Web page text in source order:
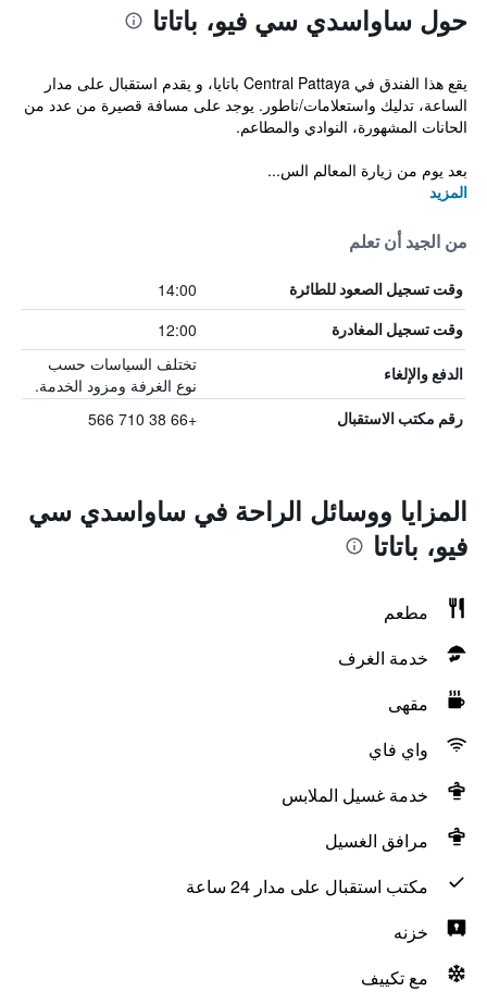
حول ساواسدي سي فيو، باتاتا
يقع هذا الفندق في Central Pattaya باتايا، و يقدم استقبال على مدار
الساعة، تدليك واستعلامات/ناطور. يوجد على مسافة قصيرة من عدد من
الحانات المشهورة، النوادي والمطاعم.
بعد يوم من زيارة المعالم الس...
المزيد
من الجيد أن تعلم
وقت تسجيل الصعود للطائرة 14:00
وقت تسجيل المغادرة 12:00
الدفع والإلغاء
تختلف السياسات حسب
نوع الغرفة ومزود الخدمة.
رقم مكتب الاستقبال +66 38 710 566
المزايا ووسائل الراحة في ساواسدي سي
فيو، باتاتا
مطعم
خدمة الغرف
مقهى
واي فاي
خدمة غسيل الملابس
مرافق الغسيل
مكتب استقبال على مدار 24 ساعة
خزنه
مع تكييف